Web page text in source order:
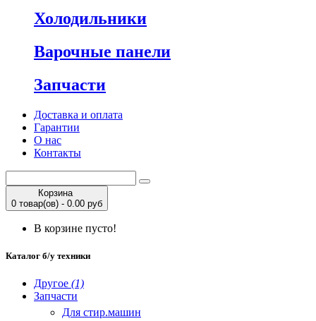
Холодильники
Варочные панели
Запчасти
Доставка и оплата
Гарантии
О нас
Контакты
Корзина
0 товар(ов) - 0.00 руб
В корзине пусто!
Каталог б/у техники
Другое (1)
Запчасти
Для стир.машин